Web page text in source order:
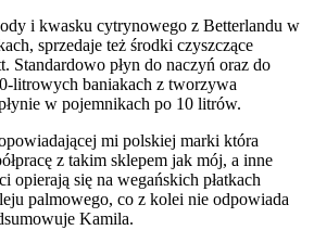
i kwasku cytrynowego z Betterlandu w
sprzedaje też środki czyszczące
Standardowo płyn do naczyń oraz do
litrowych baniakach z tworzywa
w pojemnikach po 10 litrów.
mi polskiej marki która
z takim sklepem jak mój, a inne
opierają się na wegańskich płatkach
palmowego, co z kolei nie odpowiada
Kamila.